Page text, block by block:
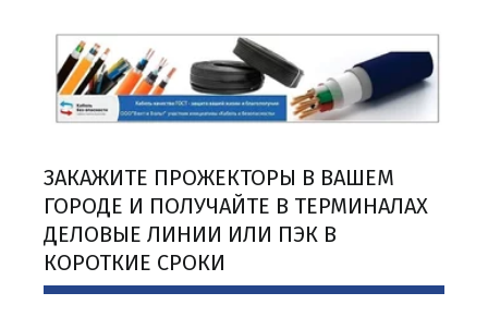
ЗАКАЖИТЕ ПРОЖЕКТОРЫ В ВАШЕМ
ГОРОДЕ И ПОЛУЧАЙТЕ В ТЕРМИНАЛАХ
ДЕЛОВЫЕ ЛИНИИ ИЛИ ПЭК В
КОРОТКИЕ СРОКИ